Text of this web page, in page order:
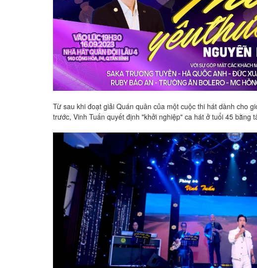
Từ sau khi đoạt giải Quán quân của một cuộc thi hát dành cho
trước, Vinh Tuấn quyết định "khởi nghiệp" ca hát ở tuổi 45 bằng